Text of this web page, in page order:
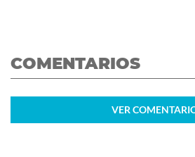
COMENTARIOS
VER